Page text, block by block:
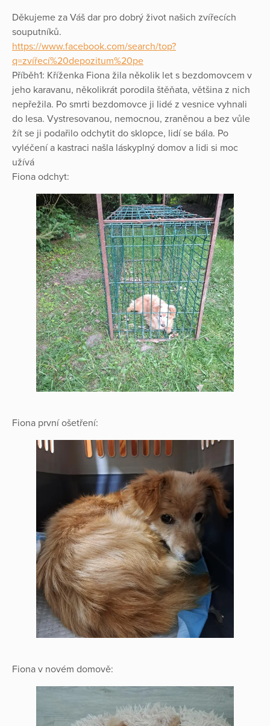
Děkujeme za Váš dar pro dobrý život našich zvířecích
souputníků.
https://www.facebook.com/search/top?
q=zvířecí%20depozitum%20pe
Příběh1: Kříženka Fiona žila několik let s bezdomovcem v
jeho karavanu, několikrát porodila štěňata, většina z nich
nepřežila. Po smrti bezdomovce ji lidé z vesnice vyhnali
do lesa. Vystresovanou, nemocnou, zraněnou a bez vůle
žít se ji podařilo odchytit do sklopce, lidí se bála. Po
vyléčení a kastraci našla láskyplný domov a lidi si moc
užívá
Fiona odchyt:
Fiona první ošetření:
Fiona v novém domově: